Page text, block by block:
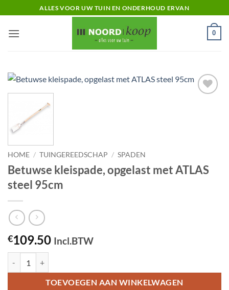
naar
inhoud
ALLES VOOR UW TUIN EN ONDERHOUD ERVAN
0
HOME / TUINGEREEDSCHAP / SPADEN
Betuwse kleispade, opgelast met ATLAS
steel 95cm
€109.50 Incl.BTW
TOEVOEGEN AAN WINKELWAGEN